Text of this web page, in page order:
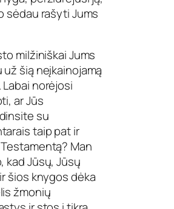
sėdau rašyti Jums
milžiniškai Jums
už šią neįkainojamą
Labai norėjosi
ar Jūs
su
taip pat ir
Man
kad Jūsų, Jūsų
šios knygos dėka
žmonių